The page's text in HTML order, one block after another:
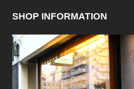
SHOP INFORMATION